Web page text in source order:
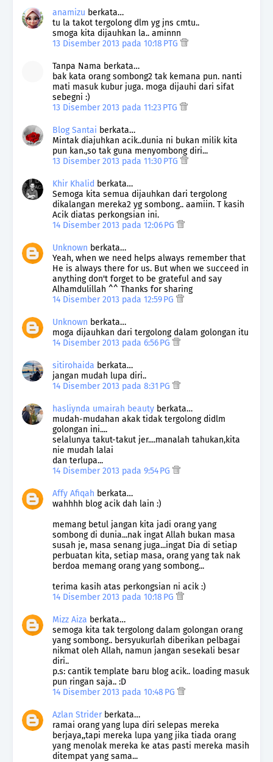
anamizu berkata…
tu la takot tergolong dlm yg jns cmtu..
smoga kita dijauhkan la.. aminnn
13 Disember 2013 pada 10:18 PTG
Tanpa Nama berkata…
bak kata orang sombong2 tak kemana pun. nanti
mati masuk kubur juga. moga dijauhi dari sifat
sebegni :)
13 Disember 2013 pada 11:23 PTG
Blog Santai berkata…
Mintak diajuhkan acik..dunia ni bukan milik kita
pun kan.,so tak guna menyombong diri...
13 Disember 2013 pada 11:30 PTG
Khir Khalid berkata…
Semoga kita semua dijauhkan dari tergolong
dikalangan mereka2 yg sombong.. aamiin. T kasih
Acik diatas perkongsian ini.
14 Disember 2013 pada 12:06 PG
Unknown berkata…
Yeah, when we need helps always remember that
He is always there for us. But when we succeed in
anything don't forget to be grateful and say
Alhamdulillah ^^ Thanks for sharing
14 Disember 2013 pada 12:59 PG
Unknown berkata…
moga dijauhkan dari tergolong dalam golongan itu
14 Disember 2013 pada 6:56 PG
sitirohaida berkata…
jangan mudah lupa diri..
14 Disember 2013 pada 8:31 PG
hasliynda umairah beauty berkata…
mudah-mudahan akak tidak tergolong didlm
golongan ini....
selalunya takut-takut jer....manalah tahukan,kita
nie mudah lalai
dan terlupa...
14 Disember 2013 pada 9:54 PG
Affy Afiqah berkata…
wahhhh blog acik dah lain :)
memang betul jangan kita jadi orang yang
sombong di dunia...nak ingat Allah bukan masa
susah je, masa senang juga...ingat Dia di setiap
perbuatan kita, setiap masa, orang yang tak nak
berdoa memang orang yang sombong...
terima kasih atas perkongsian ni acik :)
14 Disember 2013 pada 10:18 PG
Mizz Aiza berkata…
semoga kita tak tergolong dalam golongan orang
yang sombong.. bersyukurlah diberikan pelbagai
nikmat oleh Allah, namun jangan sesekali besar
diri..
p.s: cantik template baru blog acik.. loading masuk
pun ringan saja.. :D
14 Disember 2013 pada 10:48 PG
Azlan Striderberkata…
ramai orang yang lupa diri selepas mereka
berjaya,,tapi mereka lupa yang jika tiada orang
yang menolak mereka ke atas pasti mereka masih
ditempat yang sama...